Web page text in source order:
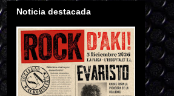
Noticia destacada